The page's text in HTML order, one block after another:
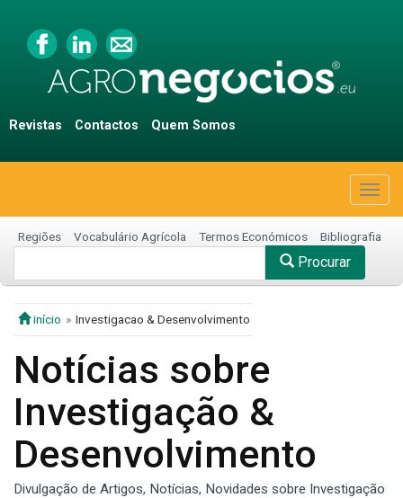
Revistas Contactos Quem Somos
Regiões Vocabulário Agrícola Termos Económicos Bibliografia
Procurar
início Investigacao & Desenvolvimento
Notícias sobre
Investigação &
Desenvolvimento
Divulgação de Artigos, Notícias, Novidades sobre Investigação